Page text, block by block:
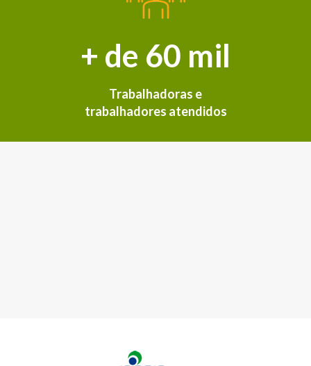
+ de 60 mil
Trabalhadoras e
trabalhadores atendidos